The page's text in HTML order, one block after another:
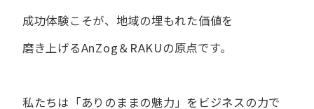
成功体験こそが、​地域の​埋もれた​価値を​
磨き上げる​AnZog＆RAKUの​原点です。
私たちは​「ありの​ままの​魅力」を​ビジネスの​力で​